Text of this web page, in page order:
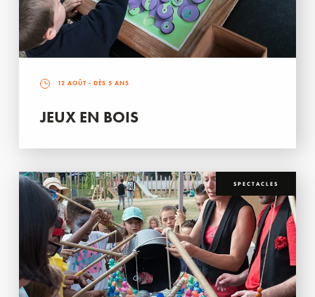
12 AOÛT - DÈS 5 ANS
JEUX EN BOIS
SPECTACLES